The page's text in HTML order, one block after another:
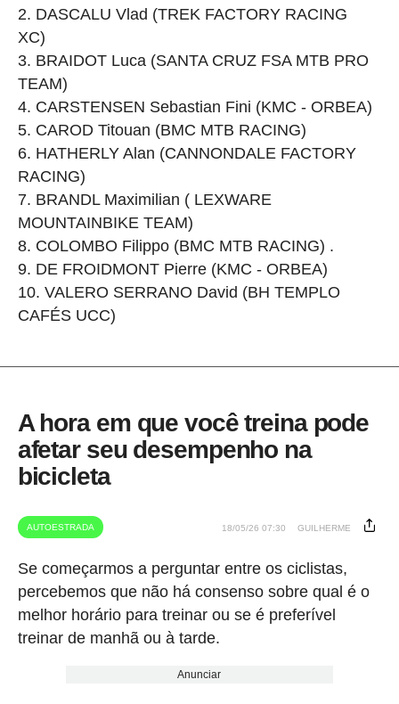
DASCALU Vlad (TREK FACTORY RACING
XC)
BRAIDOT Luca (SANTA CRUZ FSA MTB PRO
TEAM)
CARSTENSEN Sebastian Fini (KMC - ORBEA)
CAROD Titouan (BMC MTB RACING)
HATHERLY Alan (CANNONDALE FACTORY
RACING)
BRANDL Maximilian ( LEXWARE
MOUNTAINBIKE TEAM)
COLOMBO Filippo (BMC MTB RACING) .
DE FROIDMONT Pierre (KMC - ORBEA)
VALERO SERRANO David (BH TEMPLO
CAFÉS UCC)
A hora em que você treina pode
afetar seu desempenho na
bicicleta
AUTOESTRADA 18/05/26 07:30 GUILHERME
Se começarmos a perguntar entre os ciclistas,
percebemos que não há consenso sobre qual é o
melhor horário para treinar ou se é preferível
treinar de manhã ou à tarde.
Anunciar